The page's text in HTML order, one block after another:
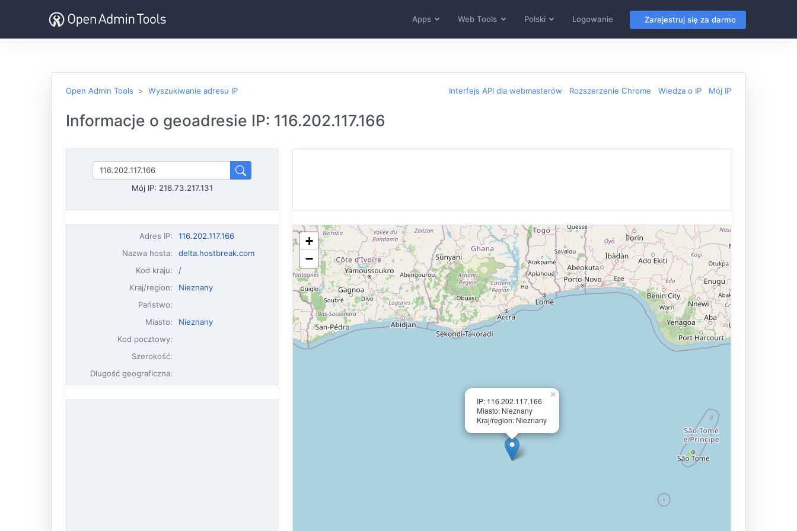
Apps Web Tools Polski Logowanie Zarejestruj się za darmo
Open Admin Tools Wyszukiwanie adresu IP Interfejs API dla webmasterów Rozszerzenie Chrome Wiedza o IP Mój IP
Informacje o geoadresie IP: 116.202.117.166
Mój IP: 216.73.217.131
Adres IP:
116.202.117.166
Nazwa hosta:
delta.hostbreak.com
Kod kraju:
/
Kraj/region:
Nieznany
Państwo:
Miasto:
Nieznany
Kod pocztowy:
Szerokość:
Długość geograficzna:
IP: 116.202.117.166
Miasto: Nieznany
Kraj/region: Nieznany
×
+
−